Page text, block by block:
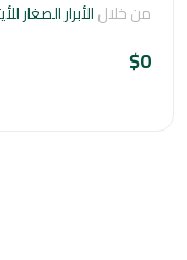
من خلالالأبرار الصغار
$0